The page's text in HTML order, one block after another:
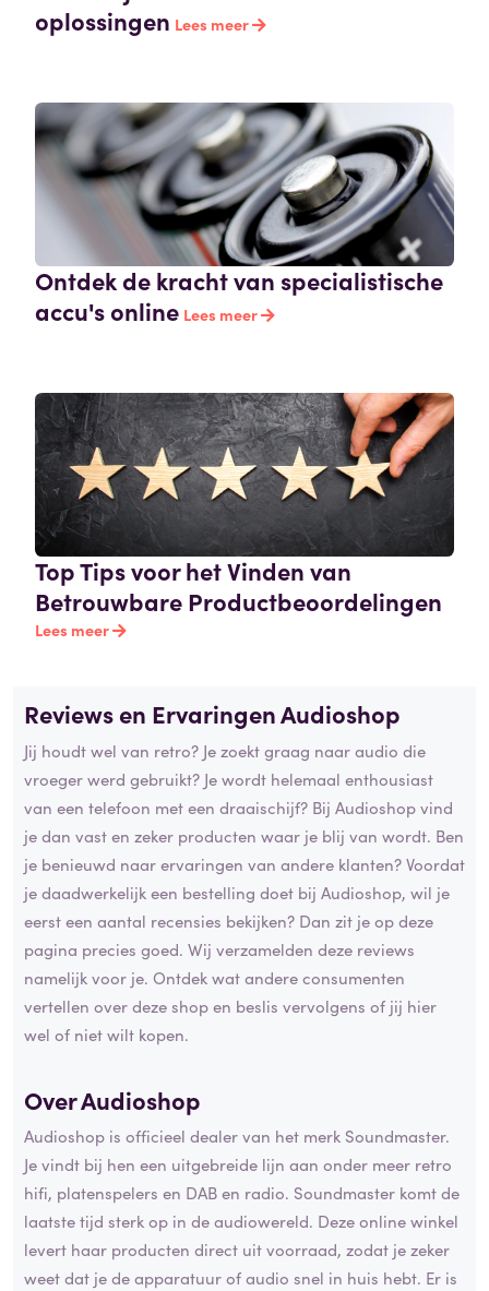
oplossingen Lees meer
Ontdek de kracht van specialistische
accu's online Lees meer
Top Tips voor het Vinden van
Betrouwbare Productbeoordelingen
Lees meer
Reviews en Ervaringen Audioshop
Jij houdt wel van retro? Je zoekt graag naar audio die
vroeger werd gebruikt? Je wordt helemaal enthousiast
van een telefoon met een draaischijf? Bij Audioshop vind
je dan vast en zeker producten waar je blij van wordt. Ben
je benieuwd naar ervaringen van andere klanten? Voordat
je daadwerkelijk een bestelling doet bij Audioshop, wil je
eerst een aantal recensies bekijken? Dan zit je op deze
pagina precies goed. Wij verzamelden deze reviews
namelijk voor je. Ontdek wat andere consumenten
vertellen over deze shop en beslis vervolgens of jij hier
wel of niet wilt kopen.
Over Audioshop
Audioshop is officieel dealer van het merk Soundmaster.
Je vindt bij hen een uitgebreide lijn aan onder meer retro
hifi, platenspelers en DAB en radio. Soundmaster komt de
laatste tijd sterk op in de audiowereld. Deze online winkel
levert haar producten direct uit voorraad, zodat je zeker
weet dat je de apparatuur of audio snel in huis hebt. Er is